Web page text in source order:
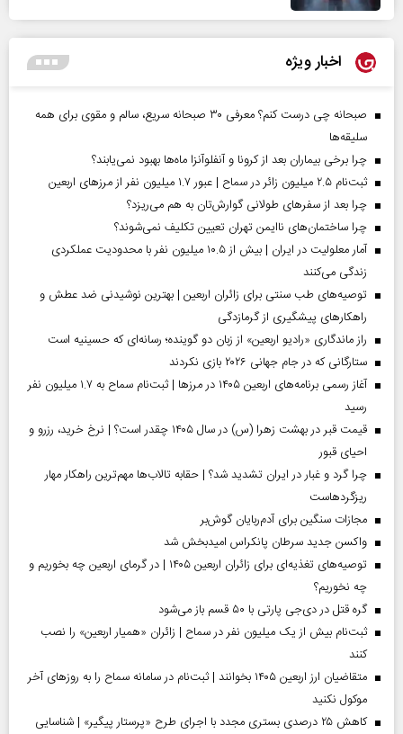
اخبار ویژه
صبحانه چی درست کنم؟ معرفی ۳۰ صبحانه سریع، سالم و مقوی برای همه
سلیقه‌ها
چرا برخی بیماران بعد از کرونا و آنفلوآنزا ماه‌ها بهبود نمی‌یابند؟
ثبت‌نام ۲.۵ میلیون زائر در سماح | عبور ۱.۷ میلیون نفر از مرز‌های اربعین
چرا بعد از سفرهای طولانی گوارش‌تان به هم می‌ریزد؟
چرا ساختمان‌های ناایمن تهران تعیین تکلیف نمی‌شوند؟
آمار معلولیت در ایران | بیش از ۱۰.۵ میلیون نفر با محدودیت عملکردی
زندگی می‌کنند
توصیه‌های طب سنتی برای زائران اربعین | بهترین نوشیدنی ضد عطش و
راهکارهای پیشگیری از گرمازدگی
راز ماندگاری «رادیو اربعین» از زبان دو گوینده؛ رسانه‌ای که حسینیه است
ستارگانی که در جام جهانی ۲۰۲۶ بازی نکردند
آغاز رسمی برنامه‌های اربعین ۱۴۰۵ در مرز‌ها | ثبت‌نام سماح به ۱.۷ میلیون نفر
رسید
قیمت قبر در بهشت زهرا (س) در سال ۱۴۰۵ چقدر است؟ | نرخ خرید، رزرو و
احیای قبور
چرا گرد و غبار در ایران تشدید شد؟ | حقابه تالاب‌ها مهم‌ترین راهکار مهار
ریزگردهاست
مجازات سنگین برای آدم‌ربایان گوش‌بر
واکسن جدید سرطان پانکراس امیدبخش شد
توصیه‌های تغذیه‌ای برای زائران اربعین ۱۴۰۵ | در گرمای اربعین چه بخوریم و
چه نخوریم؟
گره قتل در دی‌جی پارتی با ۵۰ قسم باز می‌شود
ثبت‌نام بیش از یک میلیون نفر در سماح | زائران «همیار اربعین» را نصب
کنند
متقاضیان ارز اربعین ۱۴۰۵ بخوانند | ثبت‌نام در سامانه سماح را به روز‌های آخر
موکول نکنید
کاهش ۲۵ درصدی بستری مجدد با اجرای طرح «پرستار پیگیر» | شناسایی